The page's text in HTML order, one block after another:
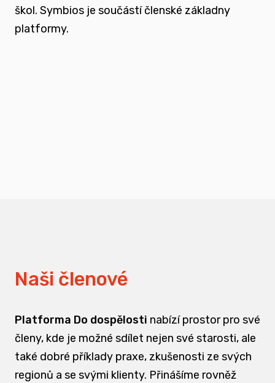
podporovat vzdělání a osvětu nejen u
škol. Symbios je součástí členské základny
platformy.
Naši členové
Platforma Do dospělosti nabízí prostor pro své
členy, kde je možné sdílet nejen své starosti, ale
také dobré příklady praxe, zkušenosti ze svých
regionů a se svými klienty. Přinášíme rovněž